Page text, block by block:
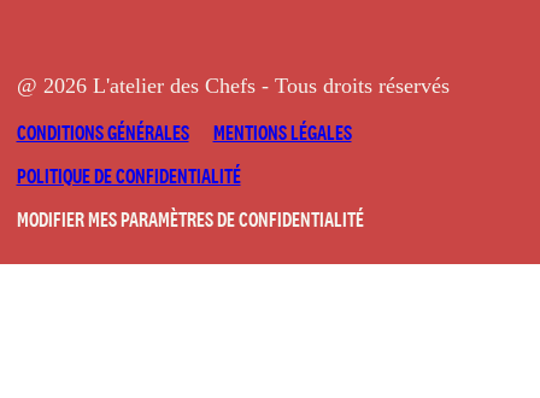
@ 2026 L'atelier des Chefs - Tous droits réservés
CONDITIONS GÉNÉRALES
MENTIONS LÉGALES
POLITIQUE DE CONFIDENTIALITÉ
MODIFIER MES PARAMÈTRES DE CONFIDENTIALITÉ